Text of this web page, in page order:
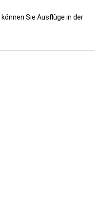
können Sie Ausflüge in der